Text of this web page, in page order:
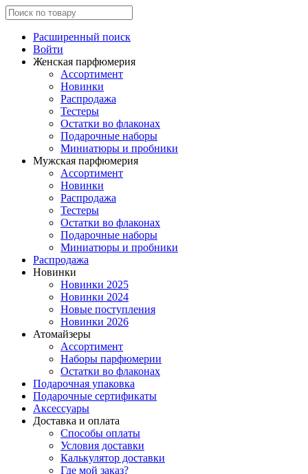
Расширенный поиск
Войти
Женская парфюмерия
Ассортимент
Новинки
Распродажа
Тестеры
Остатки во флаконах
Подарочные наборы
Миниатюры и пробники
Мужская парфюмерия
Ассортимент
Новинки
Распродажа
Тестеры
Остатки во флаконах
Подарочные наборы
Миниатюры и пробники
Распродажа
Новинки
Новинки 2025
Новинки 2024
Новые поступления
Новинки 2026
Атомайзеры
Ассортимент
Наборы парфюмерии
Остатки во флаконах
Подарочная упаковка
Подарочные сертификаты
Аксессуары
Доставка и оплата
Способы оплаты
Условия доставки
Калькулятор доставки
Где мой заказ?